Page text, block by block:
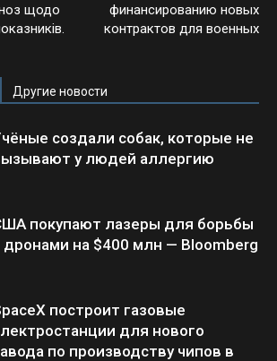
щодо
финансированию новых
контрактов для военных
Другие новости
создали собак, которые не
у людей аллергию
покупают лазеры для борьбы
дронами на $400 млн — Bloomberg
построит газовые
для нового
по производству чипов в